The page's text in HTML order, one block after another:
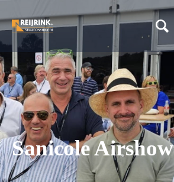
Sanicole Airshow